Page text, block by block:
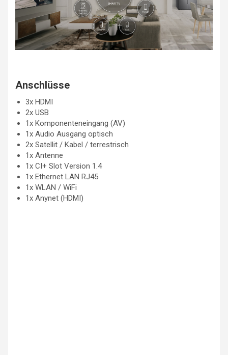
Anschlüsse
3x HDMI
2x USB
1x Komponenteneingang (AV)
1x Audio Ausgang optisch
2x Satellit / Kabel / terrestrisch
1x Antenne
1x CI+ Slot Version 1.4
1x Ethernet LAN RJ45
1x WLAN / WiFi
1x Anynet (HDMI)